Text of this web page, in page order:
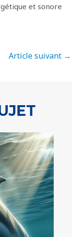
et sonore
Article suivant →